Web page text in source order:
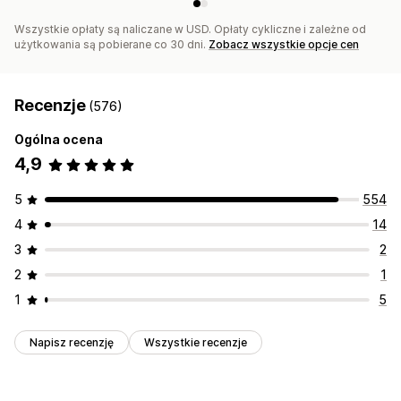
Wszystkie opłaty są naliczane w USD. Opłaty cykliczne i zależne od
użytkowania są pobierane co 30 dni. Zobacz wszystkie opcje cen
Recenzje (576)
Ogólna ocena
4,9
5
554
4
14
3
2
2
1
1
5
Napisz recenzję Wszystkie recenzje